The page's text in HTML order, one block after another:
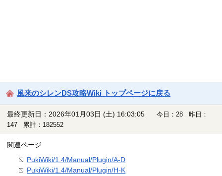
風来のシレンDS攻略Wiki トップページに戻る
最終更新日：2026年01月03日 (土) 16:03:05
今日：28 昨日：
147 累計：182552
関連ページ
PukiWiki/1.4/Manual/Plugin/A-D
PukiWiki/1.4/Manual/Plugin/H-K